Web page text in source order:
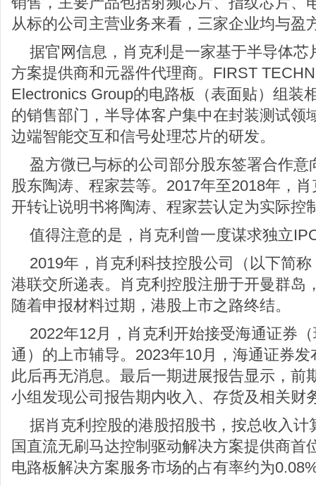
从标的公司主营业务来看，三家企业均与盈
据官网信息，肖克利是一家基于半导体
方案提供商和元器件代理商。FIRST
Electronics Group的电路板（表面贴）组装
的销售部门，半导体客户集中在封装测试领
边端智能交互和信号处理芯片的研发。
盈方微已与标的公司部分股东签署合作
股东陶涛、程家芸等。2017年至2018年，
开转让说明书将陶涛、程家芸认定为实际控
值得注意的是，肖克利曾一度谋求独立
2019年，肖克利科技控股公司（以下简
港联交所递表。肖克利控股注册于开曼群岛
随着申报材料过期，港股上市之路终结。
2022年12月，肖克利开始接受海通证券
通）的上市辅导。2023年10月，海通证券
此后再无消息。最后一期进展报告显示，前
小组发现公司报告期内收入、存货及相关财
据肖克利控股的港股招股书，按总收入计
国直流无刷马达控制驱动解决方案提供商首
电路板解决方案服务市场的占有率约为